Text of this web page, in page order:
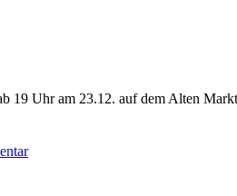
19 Uhr am 23.12. auf dem Alten
zu